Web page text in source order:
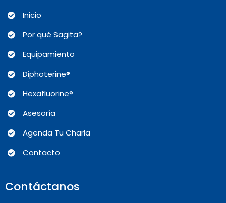
Inicio
Por qué Sagita?
Equipamiento
Diphoterine®
Hexafluorine®
Asesoría
Agenda Tu Charla
Contacto
Contáctanos